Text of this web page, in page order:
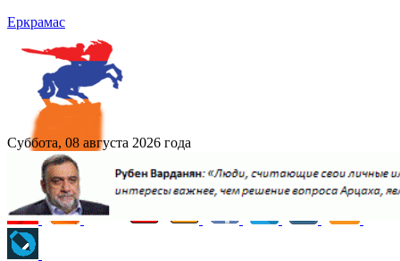
Еркрамас
Суббота, 08 августа 2026 года